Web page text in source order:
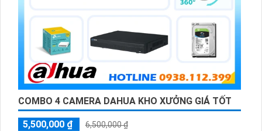
COMBO 4 CAMERA DAHUA KHO XƯỞNG GIÁ TỐT
5,500,000 ₫
6,500,000 ₫